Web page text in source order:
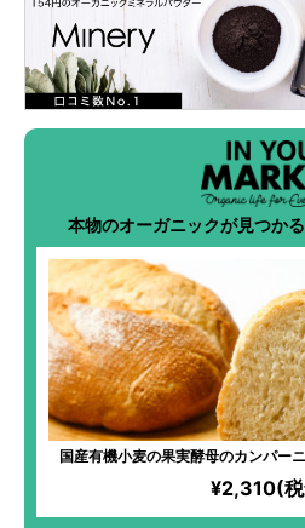
本物のオーガニックが見つか
国産有機小麦の果実酵母のカンパー
定】化学物質過敏症の方も安心して
機！湧き水「景勝清水」と高価なな
わりぶり！季節の果実を使った
¥2,310(